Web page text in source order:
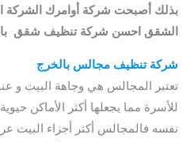
بذلك أصبحت شركة أوامرك الشركة
الشقق احسن شركة تنظيف شقق
شركة تنظيف مجالس بالخرج
تعتبر المجالس هي وجاهة البيت و
للأسرة مما يجعلها أكثر الأماكن
نفسه فالمجالس أكثر أجزاء البيت